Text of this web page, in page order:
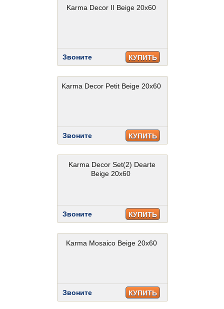
Karma Decor II Beige 20x60
Звоните КУПИТЬ
Karma Decor Petit Beige 20x60
Звоните КУПИТЬ
Karma Decor Set(2) Dearte
Beige 20x60
Звоните КУПИТЬ
Karma Mosaico Beige 20x60
Звоните КУПИТЬ